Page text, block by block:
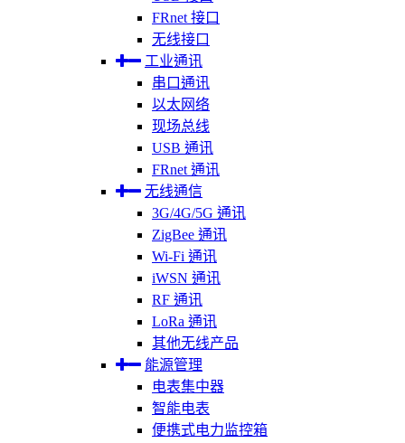
FRnet 接口
无线接口
工业通讯
串口通讯
以太网络
现场总线
USB 通讯
FRnet 通讯
无线通信
3G/4G/5G 通讯
ZigBee 通讯
Wi-Fi 通讯
iWSN 通讯
RF 通讯
LoRa 通讯
其他无线产品
能源管理
电表集中器
智能电表
便携式电力监控箱